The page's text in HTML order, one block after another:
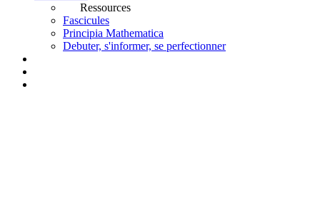
Ressources
Fascicules
Principia Mathematica
Debuter, s'informer, se perfectionner